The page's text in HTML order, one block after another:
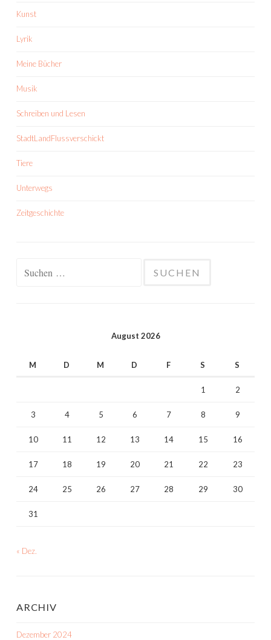
Kunst
Lyrik
Meine Bücher
Musik
Schreiben und Lesen
StadtLandFlussverschickt
Tiere
Unterwegs
Zeitgeschichte
August 2026
M D M D F S S
1 2
3 4 5 6 7 8 9
10 11 12 13 14 15 16
17 18 19 20 21 22 23
24 25 26 27 28 29 30
31
« Dez.
ARCHIV
Dezember 2024